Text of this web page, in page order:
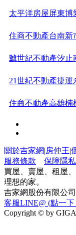
太平洋房屋屏東博
住商不動產台南新
號
21世紀不動產汐止
21世紀不動產捷
住商不動產高雄楠
1樓
太平洋房屋屏東
住商不動產台南站
住商不動產高雄義
1樓
太平洋房屋龍岡美
住商不動產北屯四
關於吉家網|房仲王|
服務條款
保障隱
買屋、賣屋、租屋
理想的家。
吉家網股份有限公
客服LINE@ (點一
Copyright © by